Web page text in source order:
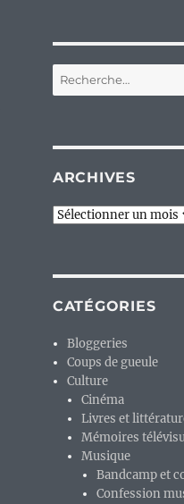
Recherche
pour :
ARCHIVES
Archives
CATÉGORIES
Bloggeries
Coups de gueule
Culture
Cinéma
Livres et
Mémoires
Musique
Bandcamp et
Confession